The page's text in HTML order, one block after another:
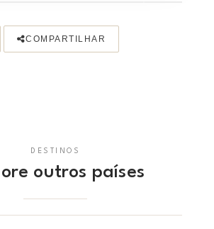
COMPARTILHAR
DESTINOS
outros países